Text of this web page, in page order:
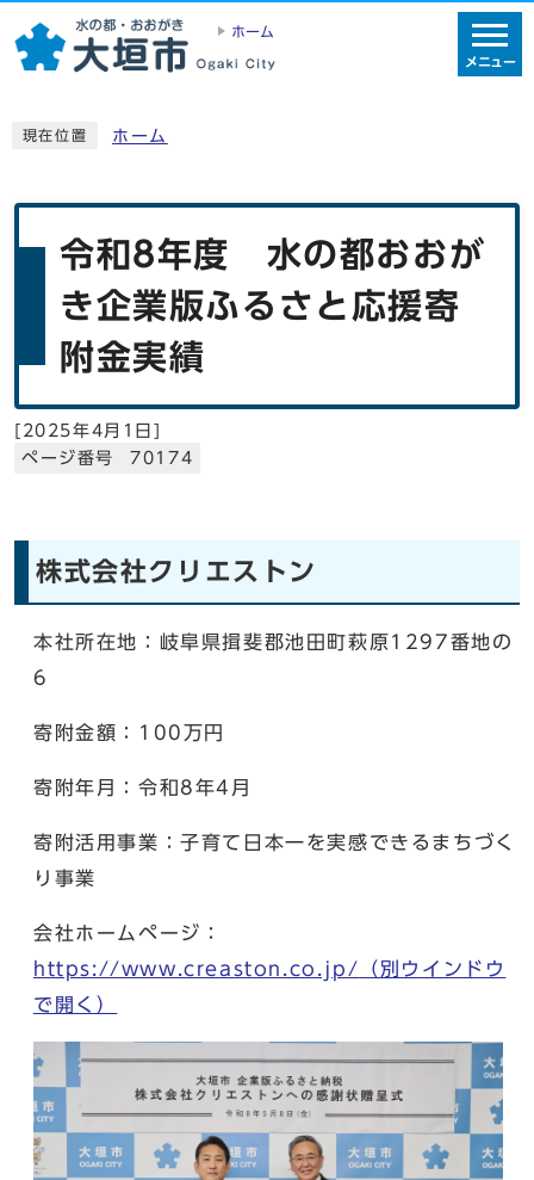
ホーム
メニュー
現在位置 ホーム
令和8年度 水の都おおが
き企業版ふるさと応援寄
附金実績
[ 2025年4月1日]
ページ番号 70174
株式会社クリエストン
本社所在地：岐阜県揖斐郡池田町萩原1297番地の
6
寄附金額：100万円
寄附年月：令和8年4月
寄附活用事業：子育て日本一を実感できるまちづく
り事業
会社ホームページ：
https://www.creaston.co.jp/ （別ウインドウ
で開く）